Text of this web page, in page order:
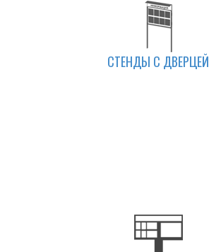
СТЕНДЫ С ДВЕРЦЕЙ